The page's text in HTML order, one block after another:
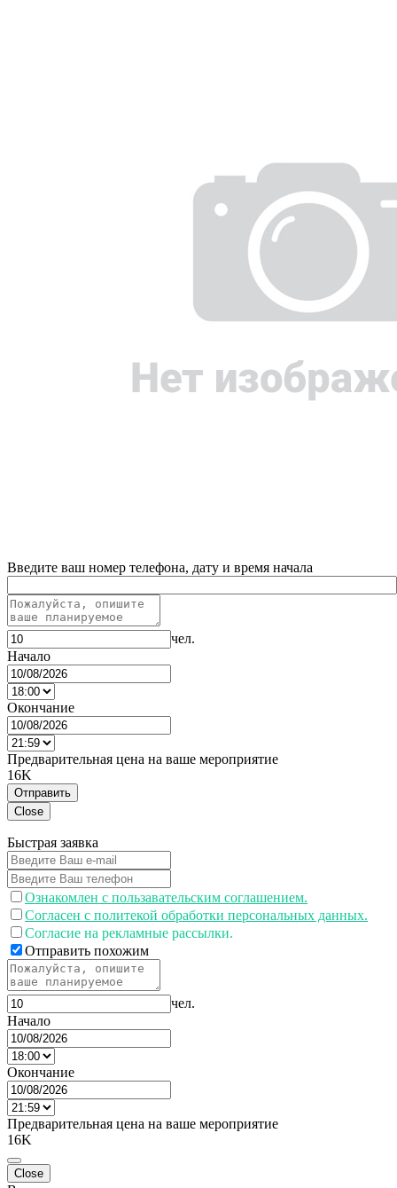
Введите ваш номер телефона, дату и время начала
чел.
Начало
Окончание
Предварительная цена на ваше мероприятие
16K
Отправить
Close
Быстрая заявка
Ознакомлен с пользавательским соглашением.
Согласен с политекой обработки персональных данных.
Согласие на рекламные рассылки.
Отправить похожим
чел.
Начало
Окончание
Предварительная цена на ваше мероприятие
16K
Close